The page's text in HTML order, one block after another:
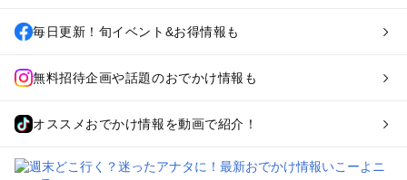
毎日更新！旬イベント&お得情報も
無料招待企画や話題のおでかけ情報も
オススメおでかけ情報を動画で紹介！